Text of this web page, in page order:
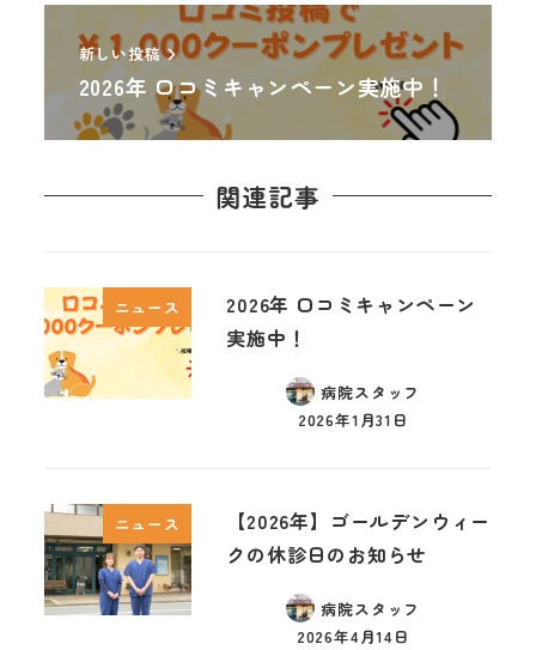
新しい投稿
2026年 口コミキャンペーン実施中！
関連記事
ニュース
2026年 口コミキャンペーン
実施中！
病院スタッフ
2026年1月31日
ニュース
【2026年】ゴールデンウィー
クの休診日のお知らせ
病院スタッフ
2026年4月14日